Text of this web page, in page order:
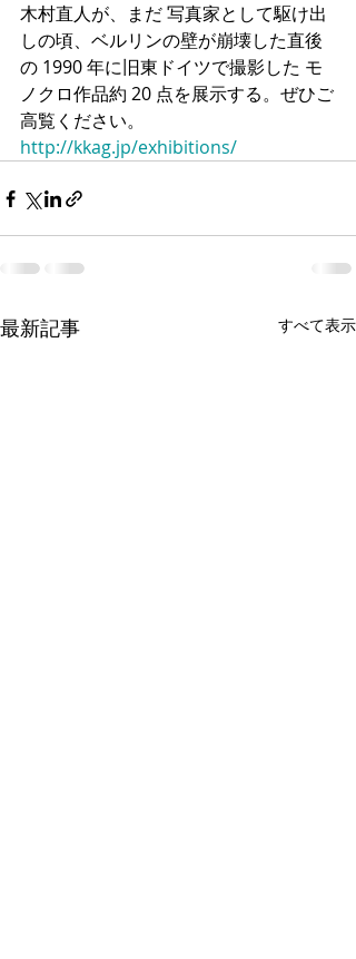
木村直人が、まだ 写真家として駆け出
しの頃、ベルリンの壁が崩壊した直後
の 1990 年に旧東ドイツで撮影した モ
ノクロ作品約 20 点を展示する。ぜひご
高覧ください。
http://kkag.jp/exhibitions/
最新記事 すべて表示